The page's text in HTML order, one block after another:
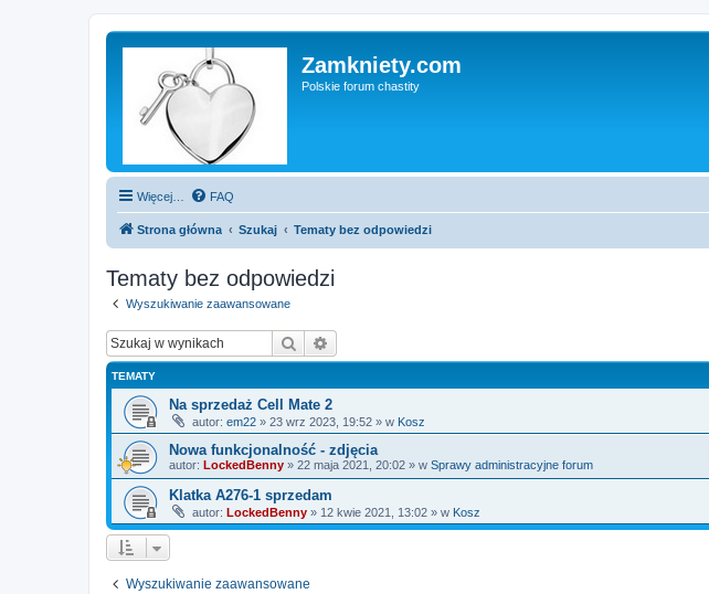
Zamkniety.com
Polskie forum chastity
Więcej… FAQ
Strona główna Szukaj Tematy bez odpowiedzi
Tematy bez odpowiedzi
Wyszukiwanie zaawansowane
Szukaj
TEMATY
Na sprzedaż Cell Mate 2
autor: em22 » 23 wrz 2023, 19:52 » w Kosz
Nowa funkcjonalność - zdjęcia
autor: LockedBenny » 22 maja 2021, 20:02 » w Sprawy administracyjne forum
Klatka A276-1 sprzedam
autor: LockedBenny » 12 kwie 2021, 13:02 » w Kosz
Wyszukiwanie zaawansowane